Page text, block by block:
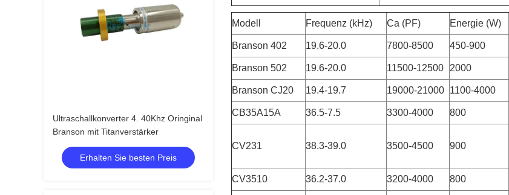
Ultraschallkonverter 4. 40Khz Oringinal
Branson mit Titanverstärker
Erhalten Sie besten Preis
Modell Frequenz (kHz) Ca (PF) Energie (W)
Branson 402 19.6-20.0 7800-8500 450-900
Branson 502 19.6-20.0 11500-12500 2000
Branson CJ20 19.4-19.7 19000-21000 1100-4000
CB35A15A 36.5-7.5 3300-4000 800
CV231 38.3-39.0 3500-4500 900
CV3510 36.2-37.0 3200-4000 800